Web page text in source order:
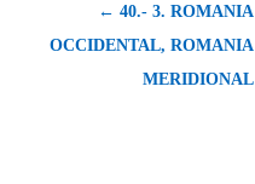
← 40.- 3. ROMANIA
OCCIDENTAL, ROMANIA
MERIDIONAL